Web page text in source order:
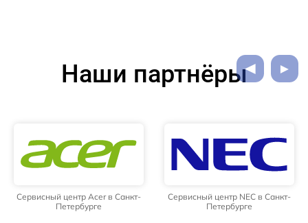
Наши партнёры
Сервисный центр Acer в Санкт-
Петербурге
Сервисный центр NEC в Санкт-
Петербурге